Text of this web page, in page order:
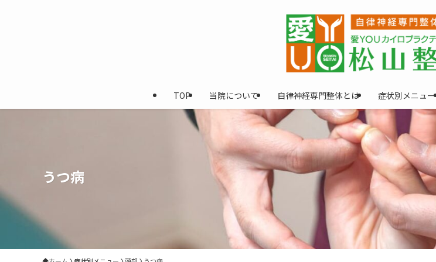
TOP 当院について 自律神経専門整体とは 症状別メニュー
うつ病